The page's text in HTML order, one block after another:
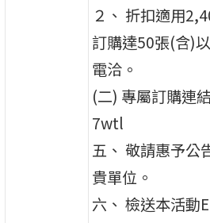
２、 折扣適用
訂購達50張(含)
電洽。
(二) 專屬訂購連
7wtl
五、 敬請惠予公
貴單位。
六、 檢送本活動